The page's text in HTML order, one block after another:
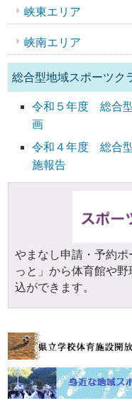
峡東エリア
峡南エリア
総合型地域スポーツク
令和５年度 総合
画
令和４年度 総合
施報告
やまなし申請・予約
っと」から体育館や
込ができます。